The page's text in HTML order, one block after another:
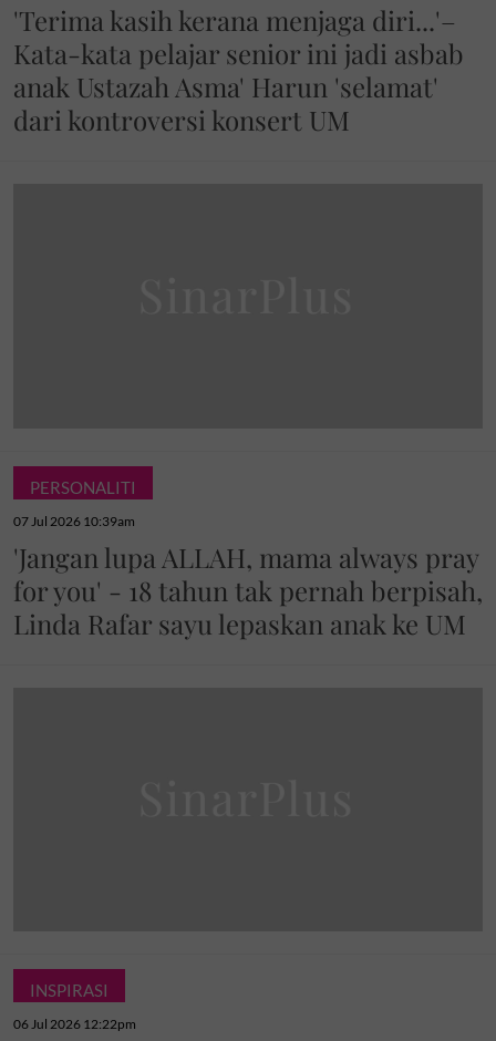
'Terima kasih kerana menjaga diri...'–
Kata-kata pelajar senior ini jadi asbab
anak Ustazah Asma' Harun 'selamat'
dari kontroversi konsert UM
PERSONALITI
07 Jul 2026 10:39am
'Jangan lupa ALLAH, mama always pray
for you' - 18 tahun tak pernah berpisah,
Linda Rafar sayu lepaskan anak ke UM
INSPIRASI
06 Jul 2026 12:22pm